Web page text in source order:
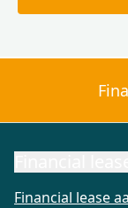
Financial lease